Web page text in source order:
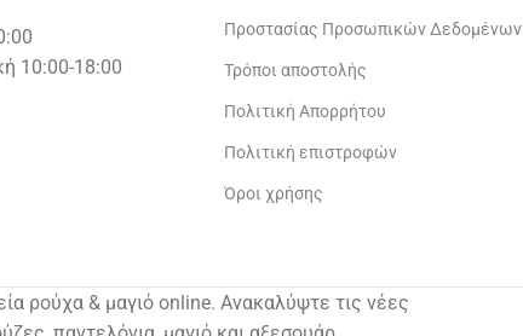
10:00-18:00
Προστασίας Προσωπικών Δεδομένων
Τρόποι αποστολής
Πολιτική Απορρήτου
Πολιτική επιστροφών
Όροι χρήσης
ρούχα & μαγιό online. Ανακαλύψτε τις νέες